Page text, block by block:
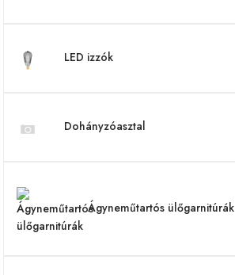
LED izzók
Dohányzóasztal
Ágyneműtartós ülőgarnitúrák